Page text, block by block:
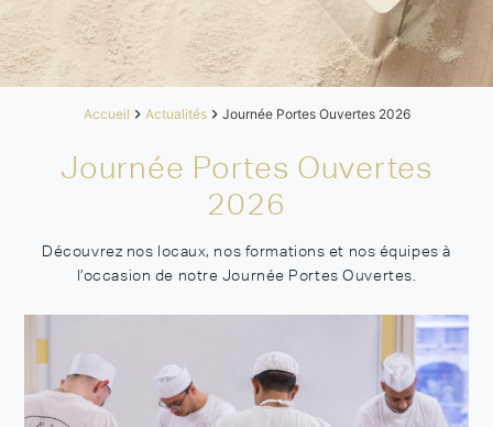
Accueil Actualités Journée Portes Ouvertes 2026
Journée Portes Ouvertes
2026
Découvrez nos locaux, nos formations et nos équipes à
l’occasion de notre Journée Portes Ouvertes.